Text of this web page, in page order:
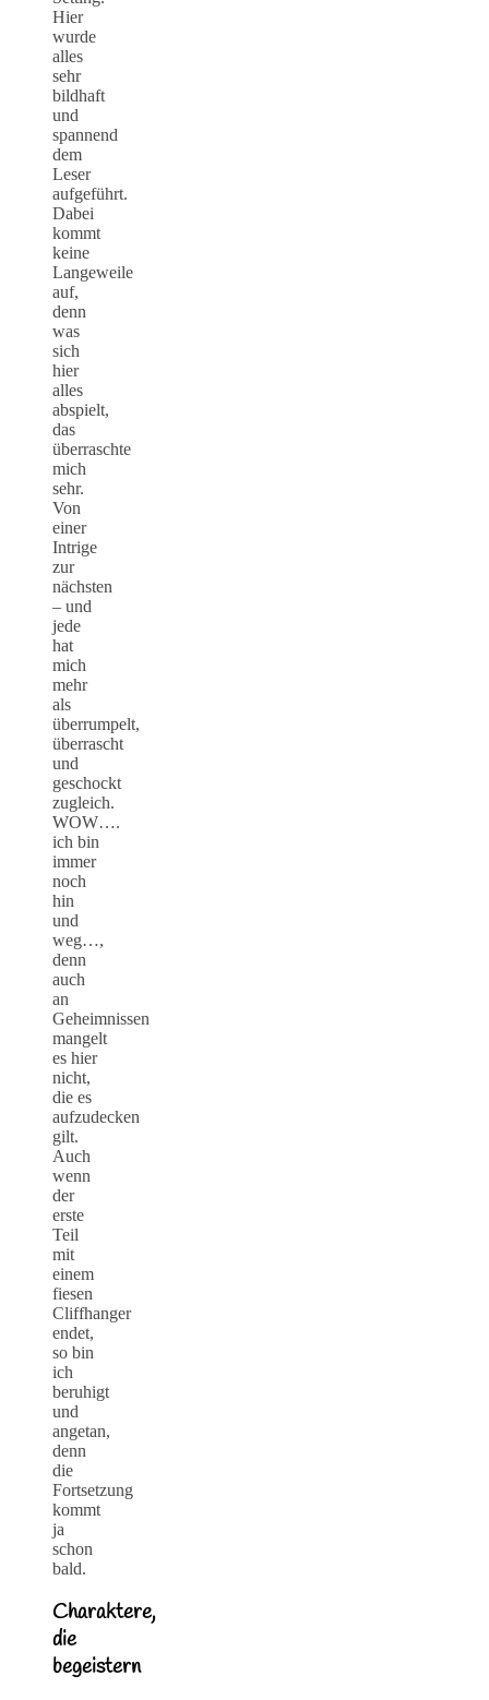
Hier
wurde
alles
sehr
bildhaft
und
spannend
dem
Leser
aufgeführt.
Dabei
kommt
keine
Langeweile
auf,
denn
was
sich
hier
alles
abspielt,
das
überraschte
mich
sehr.
Von
einer
Intrige
zur
nächsten
– und
jede
hat
mich
mehr
als
überrumpelt,
überrascht
und
geschockt
zugleich.
WOW….
ich bin
immer
noch
hin
und
weg…,
denn
auch
an
Geheimnissen
mangelt
es hier
nicht,
die es
aufzudecken
gilt.
Auch
wenn
der
erste
Teil
mit
einem
fiesen
Cliffhanger
endet,
so bin
ich
beruhigt
und
angetan,
denn
die
Fortsetzung
kommt
ja
schon
bald.
Charaktere,
die
begeistern